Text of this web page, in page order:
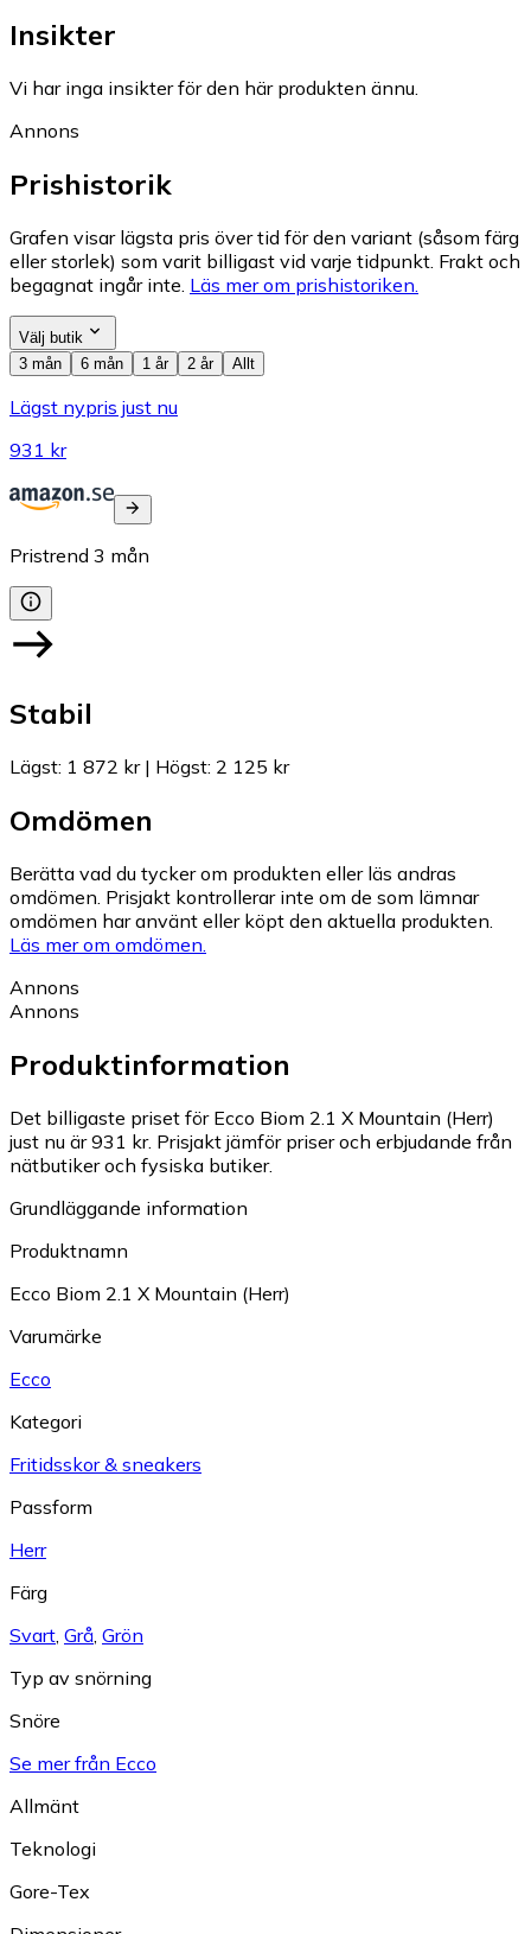
Insikter
Vi har inga insikter för den här produkten ännu.
Annons
Prishistorik
Grafen visar lägsta pris över tid för den variant (såsom färg
eller storlek) som varit billigast vid varje tidpunkt. Frakt och
begagnat ingår inte. Läs mer om prishistoriken.
Välj butik
3 mån
6 mån 1 år 2 år Allt
Lägst nypris just nu
931 kr
Pristrend 3 mån
Stabil
Lägst: 1 872 kr| Högst: 2 125 kr
Omdömen
Berätta vad du tycker om produkten eller läs andras
omdömen. Prisjakt kontrollerar inte om de som lämnar
omdömen har använt eller köpt den aktuella produkten.
Läs mer om omdömen.
Annons
Annons
Produktinformation
Det billigaste priset för Ecco Biom 2.1 X Mountain (Herr)
just nu är 931 kr. Prisjakt jämför priser och erbjudande från
nätbutiker och fysiska butiker.
Grundläggande information
Produktnamn
Ecco Biom 2.1 X Mountain (Herr)
Varumärke
Ecco
Kategori
Fritidsskor & sneakers
Passform
Herr
Färg
Svart Grå Grön
Typ av snörning
Snöre
Se mer från Ecco
Allmänt
Teknologi
Gore-Tex